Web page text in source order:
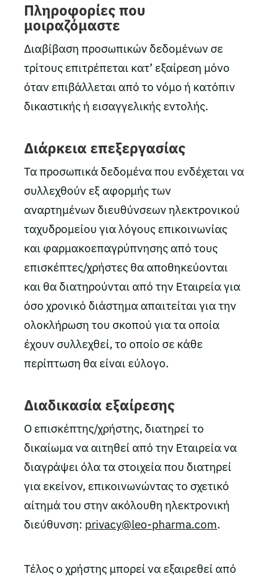
Πληροφορίες που
μοιραζόμαστε
Διαβίβαση προσωπικών δεδομένων σε
τρίτους επιτρέπεται κατ’ εξαίρεση μόνο
όταν επιβάλλεται από το νόμο ή κατόπιν
δικαστικής ή εισαγγελικής εντολής.
Διάρκεια επεξεργασίας
Τα προσωπικά δεδομένα που ενδέχεται να
συλλεχθούν εξ αφορμής των
αναρτημένων διευθύνσεων ηλεκτρονικού
ταχυδρομείου για λόγους επικοινωνίας
και φαρμακοεπαγρύπνησης από τους
επισκέπτες/χρήστες θα αποθηκεύονται
και θα διατηρούνται από την Εταιρεία για
όσο χρονικό διάστημα απαιτείται για την
ολοκλήρωση του σκοπού για τα οποία
έχουν συλλεχθεί, το οποίο σε κάθε
περίπτωση θα είναι εύλογο.
Διαδικασία εξαίρεσης
Ο επισκέπτης/χρήστης, διατηρεί το
δικαίωμα να αιτηθεί από την Εταιρεία να
διαγράψει όλα τα στοιχεία που διατηρεί
για εκείνον, επικοινωνώντας το σχετικό
αίτημά του στην ακόλουθη ηλεκτρονική
διεύθυνση: privacy@leo-pharma.com.
Τέλος ο χρήστης μπορεί να εξαιρεθεί από